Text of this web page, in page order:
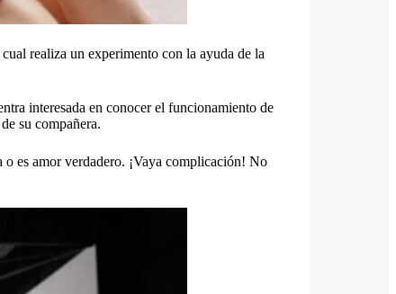
realiza un experimento con la ayuda de la
interesada en conocer el funcionamiento de
su compañera.
o es amor verdadero. ¡Vaya complicación! No